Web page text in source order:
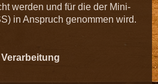
werden und für die der Mini-
in Anspruch genommen wird.